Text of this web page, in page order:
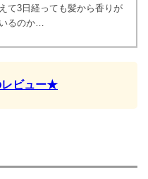
て3日経っても髪から香りが
るのか…
ビュー★